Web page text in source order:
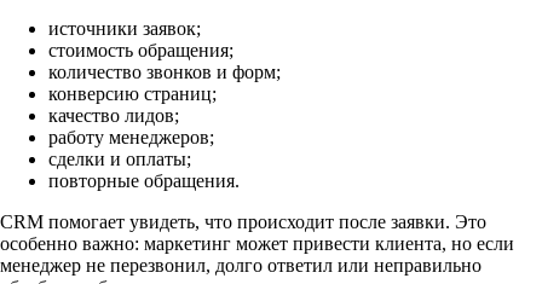
источники заявок;
стоимость обращения;
количество звонков и форм;
конверсию страниц;
качество лидов;
работу менеджеров;
сделки и оплаты;
повторные обращения.
CRM помогает увидеть, что происходит после заявки. Это
особенно важно: маркетинг может привести клиента, но если
менеджер не перезвонил, долго ответил или неправильно